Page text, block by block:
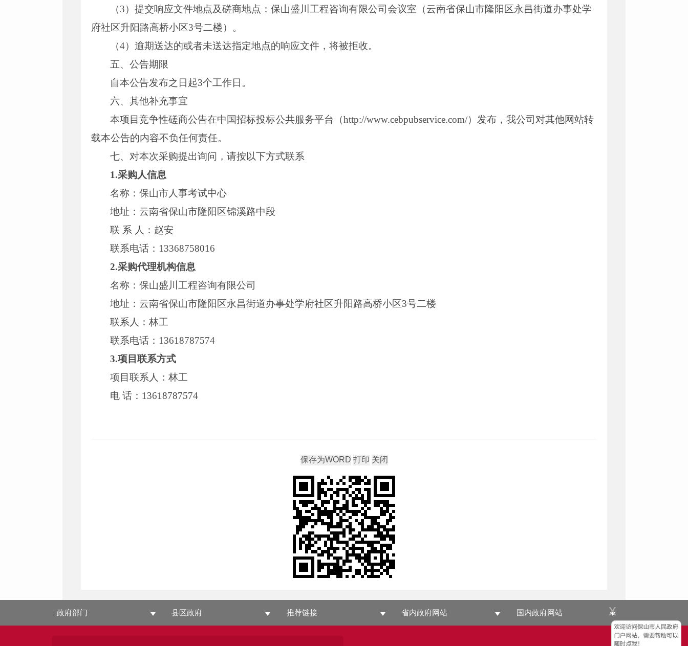
x
（3）提交响应文件地点及磋商地点：保山盛川工程咨询有限公司会议室（云南省保山市隆阳区永昌街道办事处学
府社区升阳路高桥小区3号二楼）。
（4）逾期送达的或者未送达指定地点的响应文件，将被拒收。
五、公告期限
自本公告发布之日起3个工作日。
六、其他补充事宜
本项目竞争性磋商公告在中国招标投标公共服务平台（http://www.cebpubservice.com/）发布，我公司对其他网站转
载本公告的内容不负任何责任。
七、对本次采购提出询问，请按以下方式联系
1.采购人信息
名称：保山市人事考试中心
地址：云南省保山市隆阳区锦溪路中段
联 系 人：赵安
联系电话：13368758016
2.采购代理机构信息
名称：保山盛川工程咨询有限公司
地址：云南省保山市隆阳区永昌街道办事处学府社区升阳路高桥小区3号二楼
联系人：林工
联系电话：13618787574
3.项目联系方式
项目联系人：林工
电 话：13618787574
政府部门 县区政府 推荐链接 省内政府网站 国内政府网站